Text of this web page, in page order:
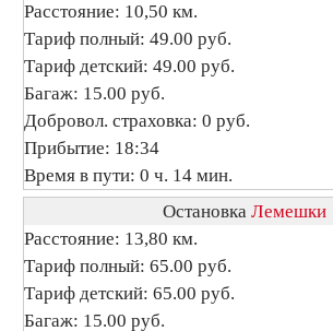
Расстояние: 10,50 км.
Тариф полный: 49.00 руб.
Тариф детский: 49.00 руб.
Багаж: 15.00 руб.
Добровол. страховка: 0 руб.
Прибытие: 18:34
Время в пути: 0 ч. 14 мин.
Остановка Лемешки
Расстояние: 13,80 км.
Тариф полный: 65.00 руб.
Тариф детский: 65.00 руб.
Багаж: 15.00 руб.